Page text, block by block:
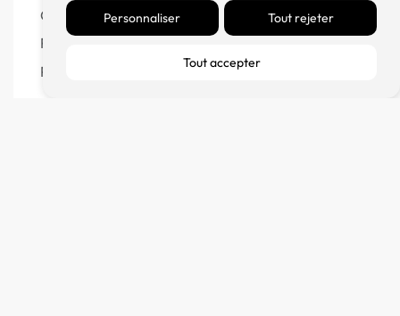
Personnaliser Tout rejeter
Tout accepter
CGV
Remboursement et échanges
Politique de confidentialité